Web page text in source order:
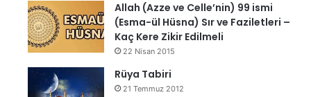
Allah (Azze ve Celle’nin) 99 ismi
(Esma-ül Hüsna) Sır ve Faziletleri –
Kaç Kere Zikir Edilmeli
22 Nisan 2015
Rüya Tabiri
21 Temmuz 2012